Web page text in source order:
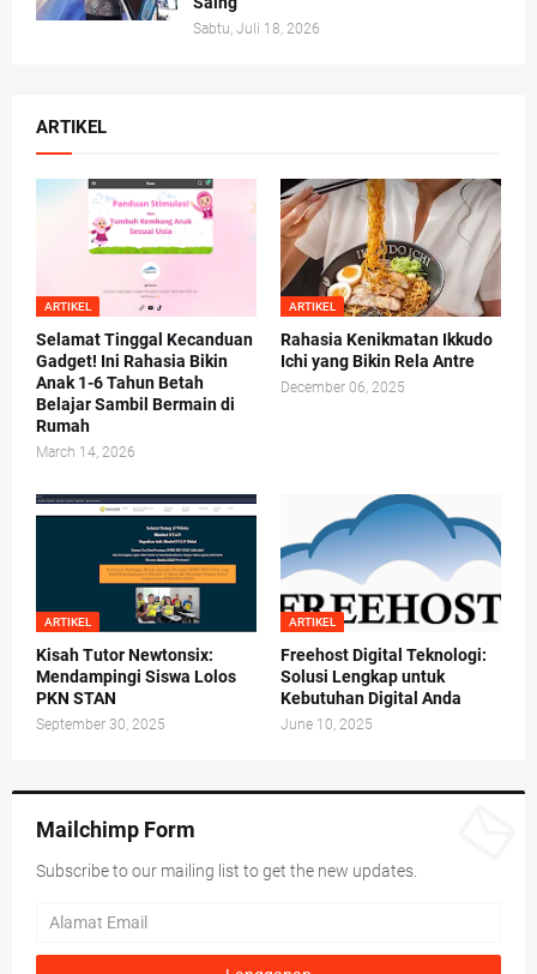
Sabtu, Juli 18, 2026
ARTIKEL
ARTIKEL
Selamat Tinggal Kecanduan
Gadget! Ini Rahasia Bikin
Anak 1-6 Tahun Betah
Belajar Sambil Bermain di
Rumah
March 14, 2026
ARTIKEL
Rahasia Kenikmatan Ikkudo
Ichi yang Bikin Rela Antre
December 06, 2025
ARTIKEL
Kisah Tutor Newtonsix:
Mendampingi Siswa Lolos
PKN STAN
September 30, 2025
ARTIKEL
Freehost Digital Teknologi:
Solusi Lengkap untuk
Kebutuhan Digital Anda
June 10, 2025
Mailchimp Form
Subscribe to our mailing list to get the new updates.